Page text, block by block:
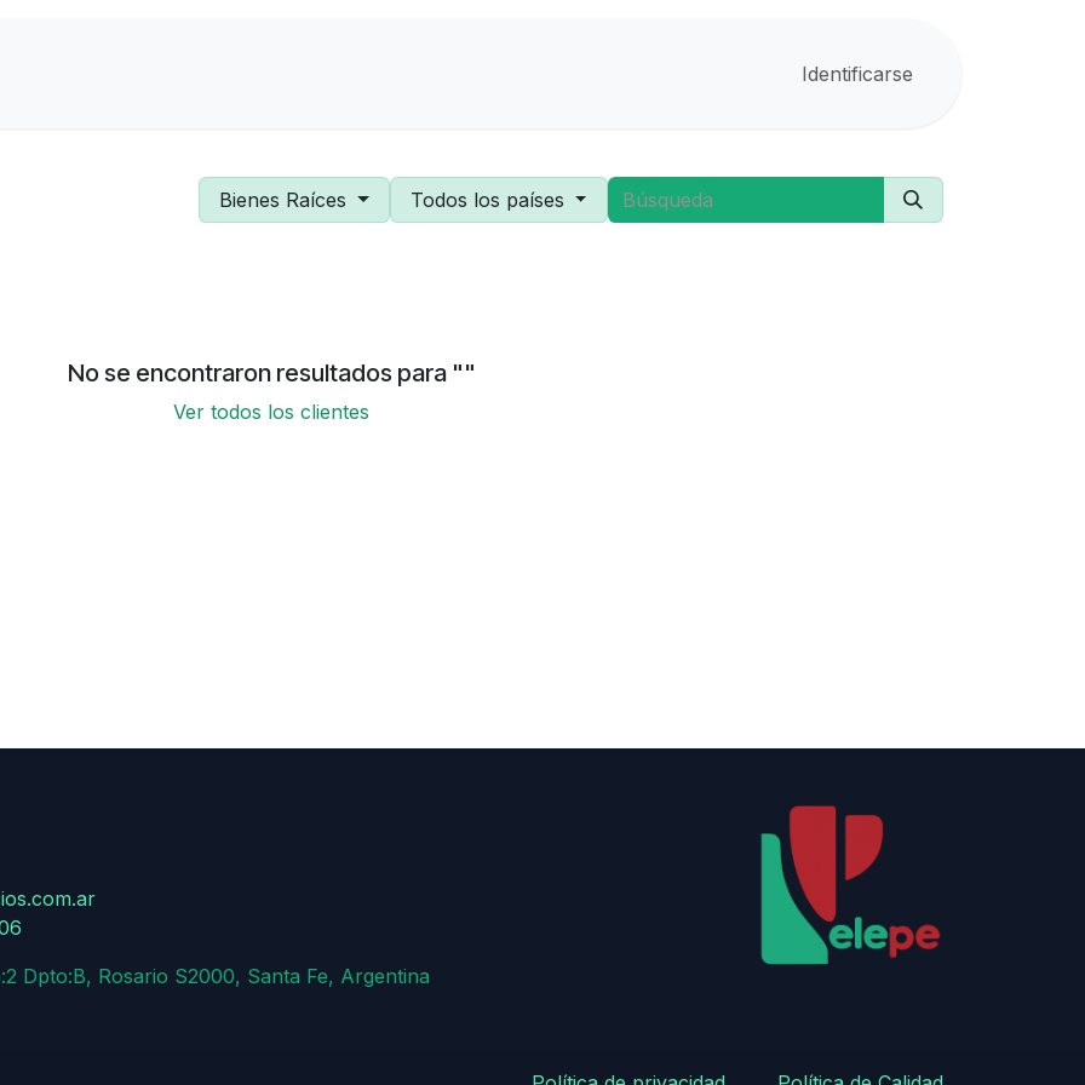
Identificarse
Bienes Raíces Todos los países
No se encontraron resultados para ""
Ver todos los clientes
Dpto:B, Rosario S2000, Santa Fe, Argentina